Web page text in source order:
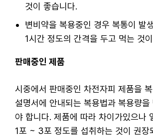
것이 좋습니다.
변비약을 복용중인 경우 복통이 발
1시간 정도의 간격을 두고 먹는 것
판매중인 제품
시중에서 판매중인 차전자피 제품을
설명서에 안내되는 복용법과 복용량을
야 합니다. 제품에 따라 차이가있으나
1포 ~ 3포 정도를 섭취하는 것이 권장